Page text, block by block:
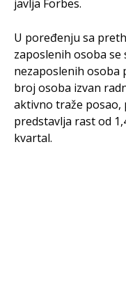
javlja Forbes.
U poređenju sa
zaposlenih osoba se
nezaposlenih osoba
broj osoba izvan
aktivno traže posao,
predstavlja rast od
kvartal.